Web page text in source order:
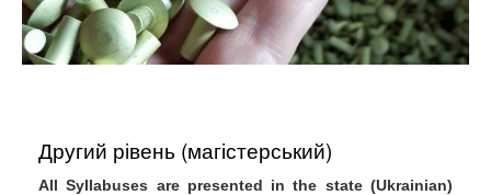
Другий рівень (магістерський)
All Syllabuses are presented in the state (Ukrainian)